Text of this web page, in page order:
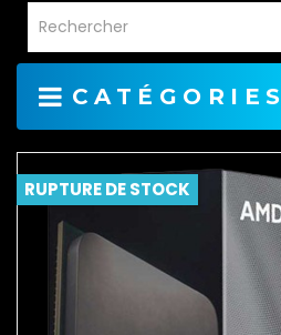
CATÉGORIES
RUPTURE DE STOCK